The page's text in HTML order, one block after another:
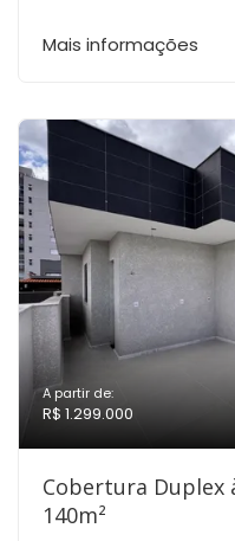
Mais informações
A partir de:
R$ 1.299.000
Cobertura Duplex
140m²